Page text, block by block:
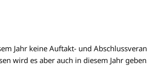
Jahr keine Auftakt- und
wird es aber auch in diesem Jahr